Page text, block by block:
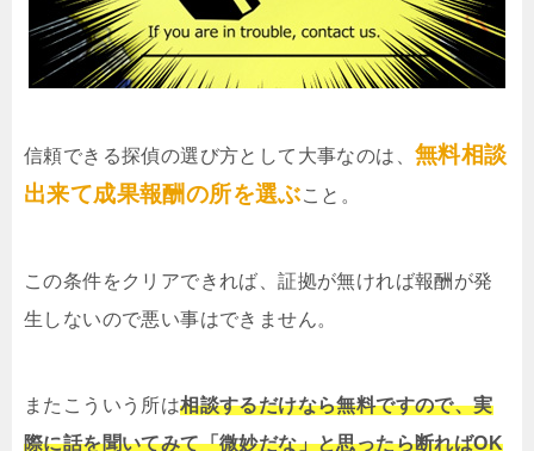
信頼できる探偵の選び方として大事なのは、 無料相談
出来て成果報酬の所を選ぶこと。
この条件をクリアできれば、証拠が無ければ報酬が発
生しないので悪い事はできません。
またこういう所は相談するだけなら無料ですので、実
際に話を聞いてみて「微妙だな」と思ったら断ればOK